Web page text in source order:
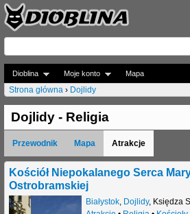
Jump to navigation
Dioblina Moje konto Mapa
J
e
s
t
e
Strona główna › Dojlidy
Dojlidy - Religia
Przewodnik Mapa Atrakcje
Kościół Niepokalanego Serca
Ostrobramskiej
Białystok, Dojlidy, Księdza